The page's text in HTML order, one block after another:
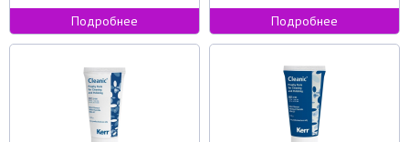
Подробнее Подробнее